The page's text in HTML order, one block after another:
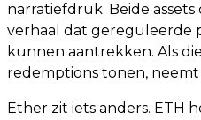
narratiefdruk. Beide
verhaal dat gereguleerde
kunnen aantrekken. Als
redemptions tonen,
Ether zit iets anders. ETH